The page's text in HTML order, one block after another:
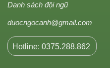
Danh sách đội ngũ
duocngocanh@gmail.com
Hotline: 0375.288.862